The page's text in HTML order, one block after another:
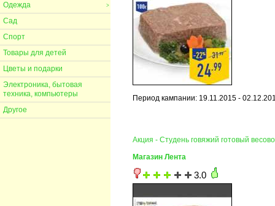
>
Одежда
Сад
Спорт
Товары для детей
Цветы и подарки
Электроника, бытовая
техника, компьютеры
Другое
Период кампании: 19.11.2015 -
Акция - Студень говяжий готовый
Магазин Лента
3.0